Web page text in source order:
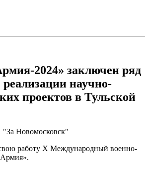
2024» заключен ряд
научно-
проектов в Тульской
"За Новомосковск"
работу X Международный военно-